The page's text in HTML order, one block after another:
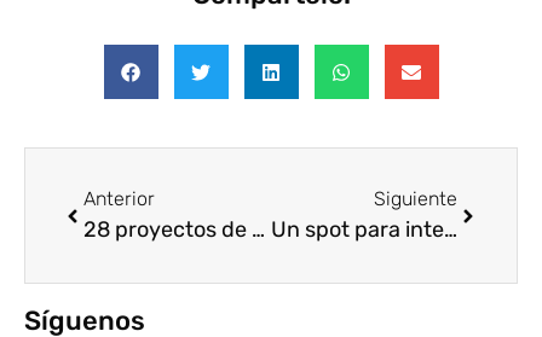
Anterior
28 proyectos de voluntariado corporativo para alcanzar los ODS
Siguiente
Un spot para intensificar el voluntariado como motor de cambio social
Síguenos